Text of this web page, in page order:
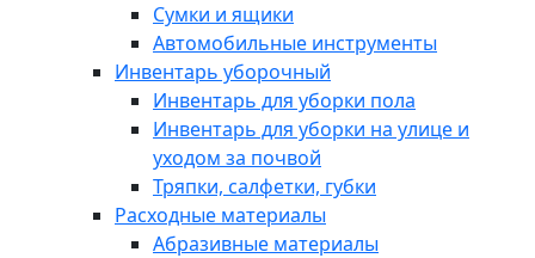
Сумки и ящики
Автомобильные инструменты
Инвентарь уборочный
Инвентарь для уборки пола
Инвентарь для уборки на улице и
уходом за почвой
Тряпки, салфетки, губки
Расходные материалы
Абразивные материалы